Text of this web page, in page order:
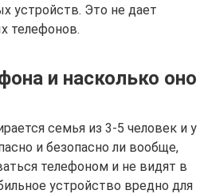
устройств. Это не дает
телефонов.
и насколько оно
семья из 3-5 человек и у
и безопасно ли вообще,
телефоном и не видят в
устройство вредно для